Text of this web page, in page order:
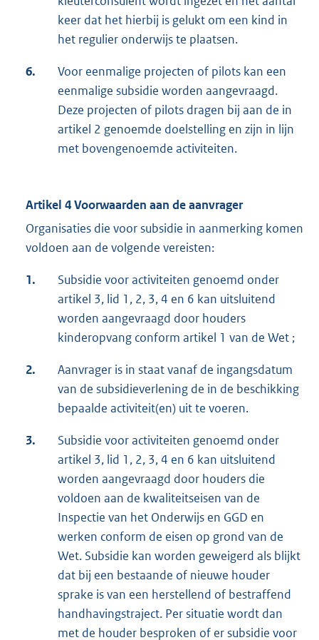
keer dat het hierbij is gelukt om een kind in
het regulier onderwijs te plaatsen.
6.
Voor eenmalige projecten of pilots kan een
eenmalige subsidie worden aangevraagd.
Deze projecten of pilots dragen bij aan de in
artikel 2 genoemde doelstelling en zijn in lijn
met bovengenoemde activiteiten.
Artikel 4 Voorwaarden aan de aanvrager
Organisaties die voor subsidie in aanmerking komen
voldoen aan de volgende vereisten:
1.
Subsidie voor activiteiten genoemd onder
artikel 3, lid 1, 2, 3, 4 en 6 kan uitsluitend
worden aangevraagd door houders
kinderopvang conform artikel 1 van de Wet ;
2.
Aanvrager is in staat vanaf de ingangsdatum
van de subsidieverlening de in de beschikking
bepaalde activiteit(en) uit te voeren.
3.
Subsidie voor activiteiten genoemd onder
artikel 3, lid 1, 2, 3, 4 en 6 kan uitsluitend
worden aangevraagd door houders die
voldoen aan de kwaliteitseisen van de
Inspectie van het Onderwijs en GGD en
werken conform de eisen op grond van de
Wet. Subsidie kan worden geweigerd als blijkt
dat bij een bestaande of nieuwe houder
sprake is van een herstellend of bestraffend
handhavingstraject. Per situatie wordt dan
met de houder besproken of er subsidie voor